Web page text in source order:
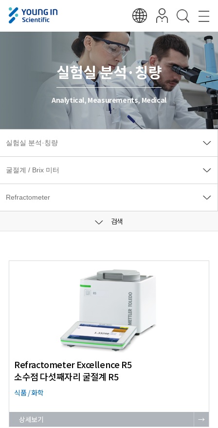
실험실 분석·칭량
Analytical, Measurements, Medical
검색
Refractometer Excellence R5
소수점 다섯째자리 굴절계 R5
식품 / 화학
상세보기 →